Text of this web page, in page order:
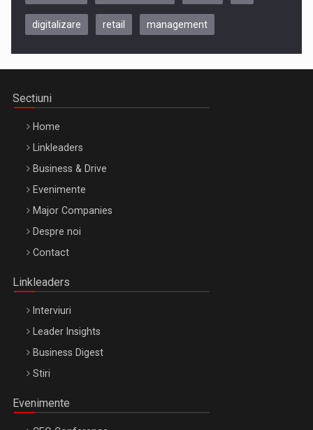
Be Inspired. Make it Happen!, CLUJ, 9 Decembrie
Be Inspired. Make it Happen!, ARTEMIS LETO, ORADEA, 8
Octombrie
digitalizare retail management
Sectiuni
Home
Linkleaders
Business & Drive
Evenimente
Major Companies
Despre noi
Contact
Linkleaders
Interviuri
Leader Insights
Business Digest
Stiri
Evenimente